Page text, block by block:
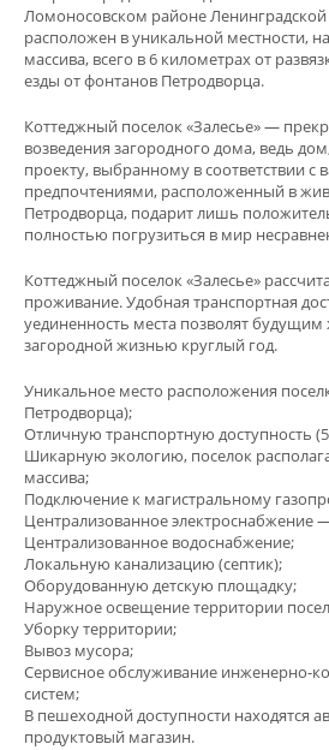
Ломоносовском районе Ленинградской
расположен в уникальной местности,
массива, всего в 6 километрах от
езды от фонтанов Петродворца.
Коттеджный поселок «Залесье» —
возведения загородного дома, ведь
проекту, выбранному в соответствии с
предпочтениями, расположенный в
Петродворца, подарит лишь
полностью погрузиться в мир
Коттеджный поселок «Залесье»
проживание. Удобная транспортная
уединенность места позволят
загородной жизнью круглый год.
Уникальное место расположения
Петродворца);
Отличную транспортную доступность
Шикарную экологию, поселок
массива;
Подключение к магистральному
Централизованное электроснабжение
Централизованное водоснабжение;
Локальную канализацию (септик);
Оборудованную детскую площадку;
Наружное освещение территории
Уборку территории;
Вывоз мусора;
Сервисное обслуживание инженерно-
систем;
В пешеходной доступности находятся
продуктовый магазин.